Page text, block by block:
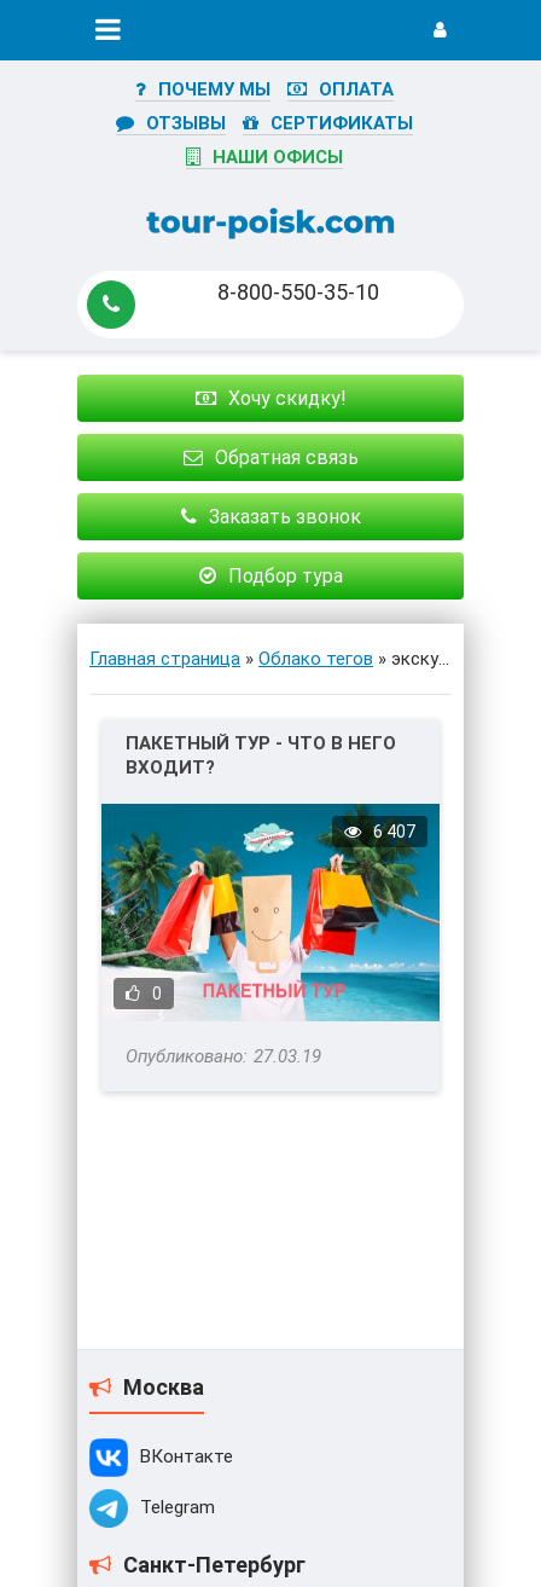
ПОЧЕМУ МЫ
ОПЛАТА
ОТЗЫВЫ
СЕРТИФИКАТЫ
НАШИ ОФИСЫ
8-800-550-35-10
Хочу скидку!
Обратная связь
Заказать звонок
Подбор тура
Главная страница » Облако тегов » экскурсионные мероприятия
ПАКЕТНЫЙ ТУР - ЧТО В НЕГО
ВХОДИТ?
0
6 407
27.03.19
Москва
ВКонтакте
Telegram
Санкт-Петербург